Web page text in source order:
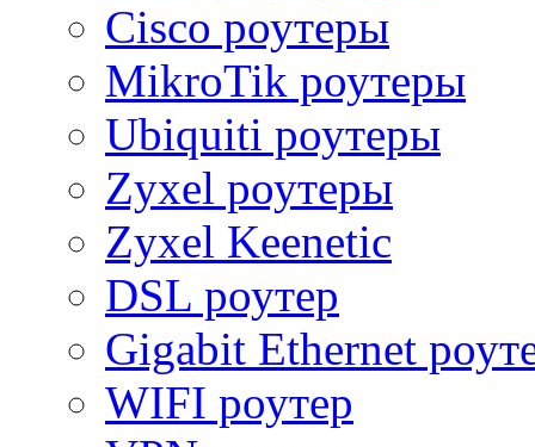
Cisco роутеры
MikroTik роутеры
Ubiquiti роутеры
Zyxel роутеры
Zyxel Keenetic
DSL роутер
Gigabit Ethernet
WIFI роутер